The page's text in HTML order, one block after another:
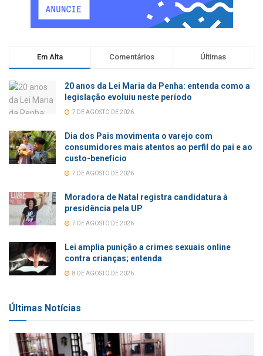
Em Alta Comentários Últimas
20 anos da Lei Maria da Penha: entenda como a
legislação evoluiu neste período
7 DE AGOSTO DE 2026
Dia dos Pais movimenta o varejo com
consumidores mais atentos ao perfil do pai e ao
custo-benefício
7 DE AGOSTO DE 2026
Moradora de Natal registra candidatura à
presidência pela UP
7 DE AGOSTO DE 2026
Lei amplia punição a crimes sexuais online
contra crianças; entenda
8 DE AGOSTO DE 2026
Últimas Notícias